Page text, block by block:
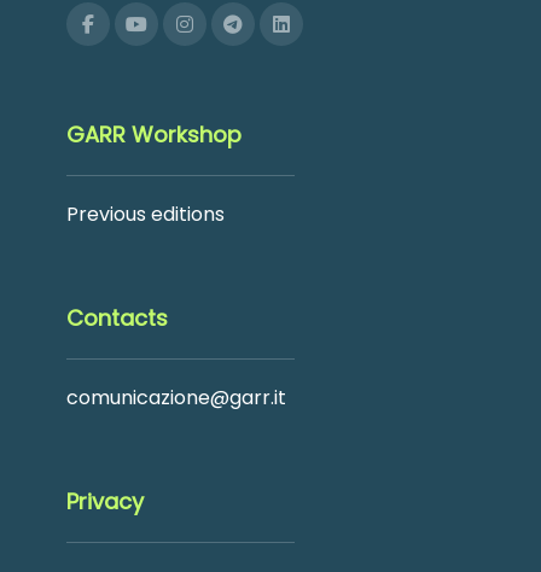
GARR Workshop
Previous editions
Contacts
comunicazione@garr.it
Privacy